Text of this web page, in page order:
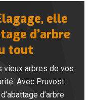
elle
d’arbre
tout
vieux arbres de vos
Avec Pruvost
d’arbre